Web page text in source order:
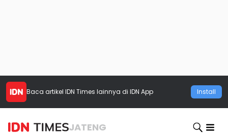
Baca artikel IDN Times lainnya di IDN App Install
JATENG